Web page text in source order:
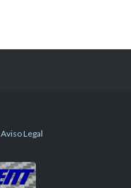
Aviso Legal